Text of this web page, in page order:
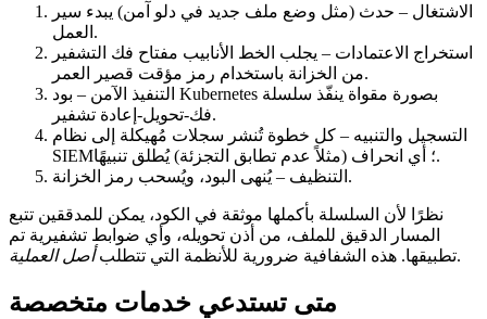
الاشتغال – حدث (مثل وضع ملف جديد في دلو آمن) يبدء سير
العمل.
استخراج الاعتمادات – يجلب الخط الأنابيب مفتاح فك التشفير
من الخزانة باستخدام رمز مؤقت قصير العمر.
التنفيذ الآمن – بود Kubernetes بصورة مقواة ينفّذ سلسلة
فك‑تحويل‑إعادة تشفير.
التسجيل والتنبيه – كل خطوة تُنشر سجلات مُهيكلة إلى نظام
SIEM؛ أي انحراف (مثلاً عدم تطابق التجزئة) يُطلق تنبيهًا.
التنظيف – يُنهى البود، ويُسحب رمز الخزانة.
نظرًا لأن السلسلة بأكملها موثقة في الكود، يمكن للمدققين تتبع
المسار الدقيق للملف، من أذن تحويله، وأي ضوابط تشفيرية تم
تطبيقها. هذه الشفافية ضرورية للأنظمة التي تتطلبأصل العملية .
متى تستدعي خدمات متخصصة